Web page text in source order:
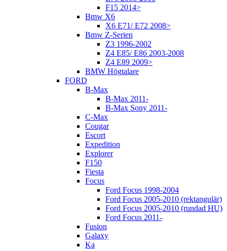
F15 2014>
Bmw X6
X6 E71/ E72 2008>
Bmw Z-Serien
Z3 1996-2002
Z4 E85/ E86 2003-2008
Z4 E89 2009>
BMW Högtalare
FORD
B-Max
B-Max 2011-
B-Max Sony 2011-
C-Max
Cougar
Escort
Expedition
Explorer
F150
Fiesta
Focus
Ford Focus 1998-2004
Ford Focus 2005-2010 (rektangulär)
Ford Focus 2005-2010 (rundad HU)
Ford Focus 2011-
Fusion
Galaxy
Ka